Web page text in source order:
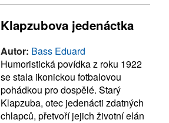
Klapzubova jedenáctka
Autor: Bass Eduard
Humoristická povídka z roku 1922
se stala ikonickou fotbalovou
pohádkou pro dospělé. Starý
Klapzuba, otec jedenácti zdatných
chlapců, přetvoří jejich životní elán